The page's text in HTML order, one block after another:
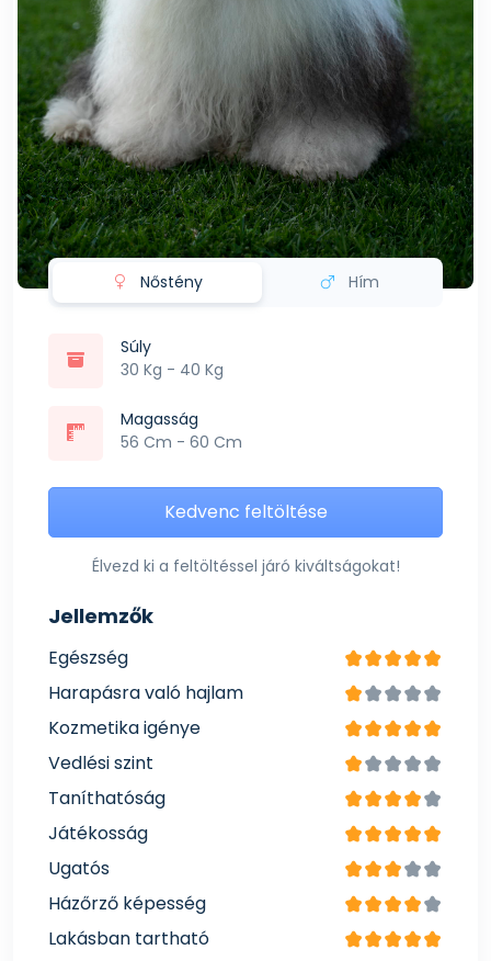
Nőstény Hím
Súly
30 Kg - 40 Kg
Magasság
56 Cm - 60 Cm
Kedvenc feltöltése
Élvezd ki a feltöltéssel járó kiváltságokat!
Jellemzők
Egészség
Harapásra való hajlam
Kozmetika igénye
Vedlési szint
Taníthatóság
Játékosság
Ugatós
Házőrző képesség
Lakásban tartható